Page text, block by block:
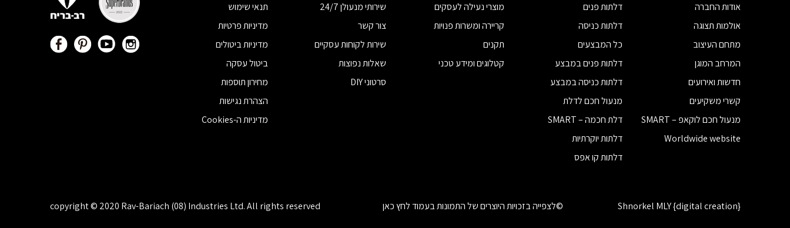
אודות החברה
אולמות תצוגה
מתחם העיצוב
המרחב המוגן
חדשות ואירועים
קשרי משקיעים
מנעול חכם לוקאפ – SMART
Worldwide website
דלתות פנים
דלתות כניסה
כל המבצעים
דלתות פנים במבצע
דלתות כניסה במבצע
מנעול חכם לדלת
דלת חכמה – SMART
דלתות יוקרתיות
דלתות קו אפס
מוצרי נעילה לעסקים
קריירה ומשרות פנויות
תקנים
קטלוגים ומידע טכני
שירותי מנעולן 24/7
צור קשר
שירות לקוחות עסקיים
שאלות נפוצות
סרטוני DIY
תנאי שימוש
מדיניות פרטיות
מדיניות ביטולים
ביטול עסקה
מחירון תוספות
הצהרת נגישות
מדיניות ה-Cookies
Shnorkel MLY {digital creation} ©לצפייה בזכויות היוצרים של התמונות בעמודלחץ כאן copyright © 2020 Rav-Bariach (08) Industries Ltd. All rights reserved